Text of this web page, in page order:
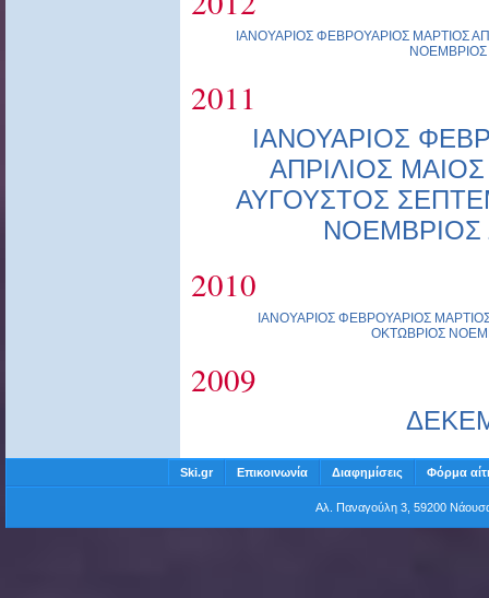
ΙΑΝΟΥΑΡΙΟΣ ΦΕΒΡΟΥΑΡΙΟΣ ΜΑΡΤΙΟΣ
ΝΟΕΜΒΡΙΟΣ
2011
ΙΑΝΟΥΑΡΙΟΣ
ΑΠΡΙΛΙΟΣ ΜΑΙΟΣ
ΑΥΓΟΥΣΤΟΣ
ΝΟΕΜΒΡΙΟΣ
2010
ΙΑΝΟΥΑΡΙΟΣ ΦΕΒΡΟΥΑΡΙΟΣ
ΟΚΤΩΒΡΙΟΣ
2009
Ski.gr Επικοινωνία Διαφημίσεις Φόρμα
Αλ. Παναγούλη 3, 59200